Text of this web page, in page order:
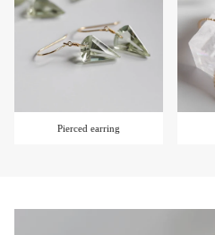
Pierced earring